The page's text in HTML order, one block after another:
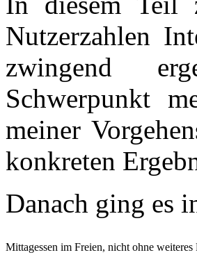
Nutzerzahlen
zwingend
Schwerpunkt
meiner
konkreten
Danach ging es
Mittagessen im Freien, nicht ohne weiteres